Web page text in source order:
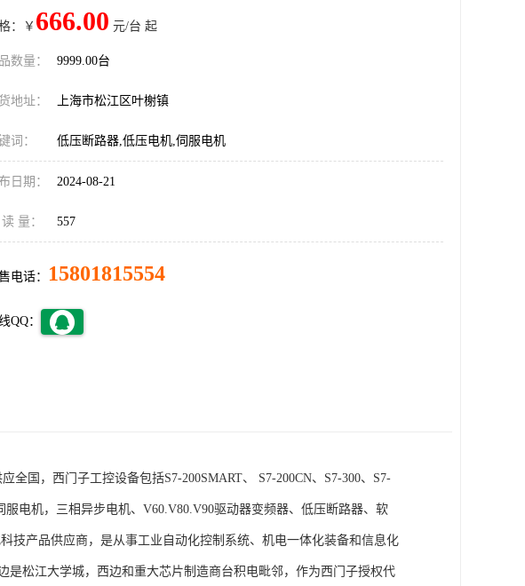
：￥ 666.00 元/台 起
数量： 9999.00台
地址： 上海市松江区叶榭镇
词： 低压断路器,低压电机,伺服电机
日期： 2024-08-21
量： 557
电话： 15801815554
QQ：
，西门子工控设备包括S7-200SMART、 S7-200CN、S7-300、S7-
服电机，三相异步电机、V60.V80.V90驱动器变频器、低压断路器、软
技产品供应商，是从事工业自动化控制系统、机电一体化装备和信息化
松江大学城，西边和重大芯片制造商台积电毗邻，作为西门子授权代